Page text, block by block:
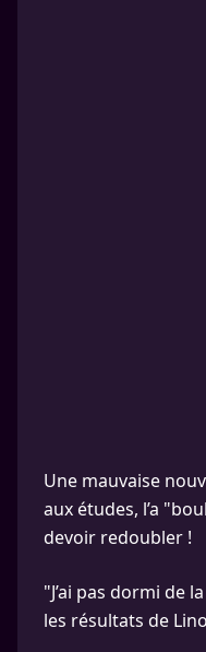
Une mauvaise
aux études, l’a
devoir redoubler !
"J’ai pas dormi de
les résultats de